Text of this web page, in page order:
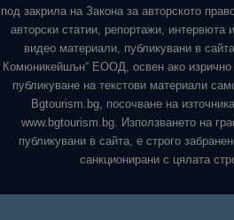
под закрила на Закона за авторското
авторски статии, репортажи, интервюта
видео материали, публикувани в
Комюникейшън“ ЕООД, освен ако изрично
публикуване на текстови материали
Bgtourism.bg, посочване на
www.bgtourism.bg. Използването на
публикувани в сайта, е строго
санкционирани с цялата